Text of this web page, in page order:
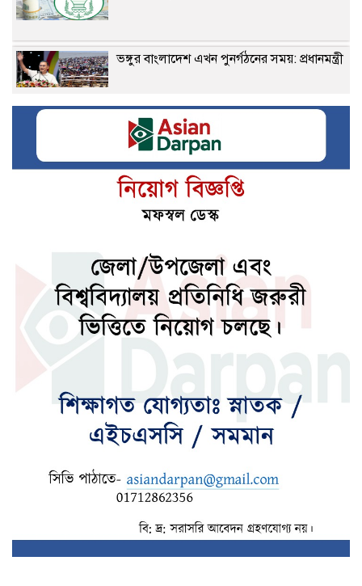
ভঙ্গুর বাংলাদেশ এখন পুনর্গঠনের সময়: প্রধানমন্ত্রী
সাবেক রাষ্ট্রপতির বিরুদ্ধে দুদকে অভিযোগ
ব্যাংক রেজল্যুশন আইন ২০২৬ -এর খসড়া
অনুমোদন
শেখ হাসিনাকে ফেরত চাইলো বাংলাদেশ
বাংলাদেশ-ভারতের ইস্যু আলোচনার মাধ্যমে
সমাধান সম্ভব
রাষ্ট্রপতি নির্বাচনে গণতান্ত্র ফেরাতে চায় জামায়াত